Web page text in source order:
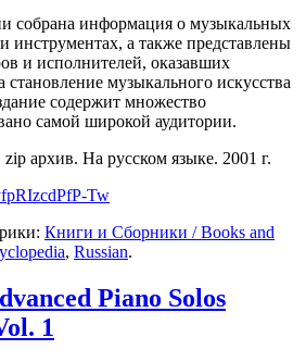
собрана информация о музыкальных
инструментах, а также представлены
и исполнителей, оказавших
музыкального искусства
содержит множество
самой широкой аудитории.
архив. На русском языке. 2001 г.
Tw
Книги и Сборники / Books and
, Russian.
Piano Solos
1